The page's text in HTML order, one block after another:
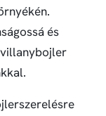
és
villanybojler